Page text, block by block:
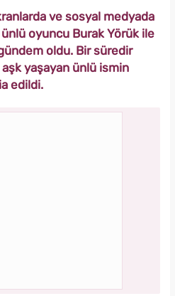
ve sosyal medyada
oyuncu Burak Yörük ile
oldu. Bir süredir
aşk yaşayan ünlü ismin
edildi.